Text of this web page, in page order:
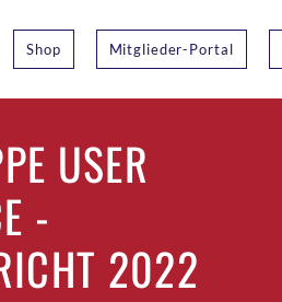
Shop Mitglieder-Portal
USER
-
2022